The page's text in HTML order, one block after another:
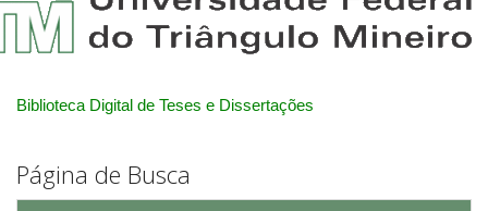
Biblioteca Digital de Teses e Dissertações
Página de Busca